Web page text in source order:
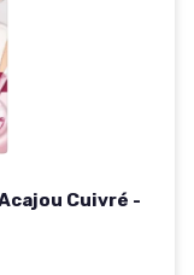
Cuivré -